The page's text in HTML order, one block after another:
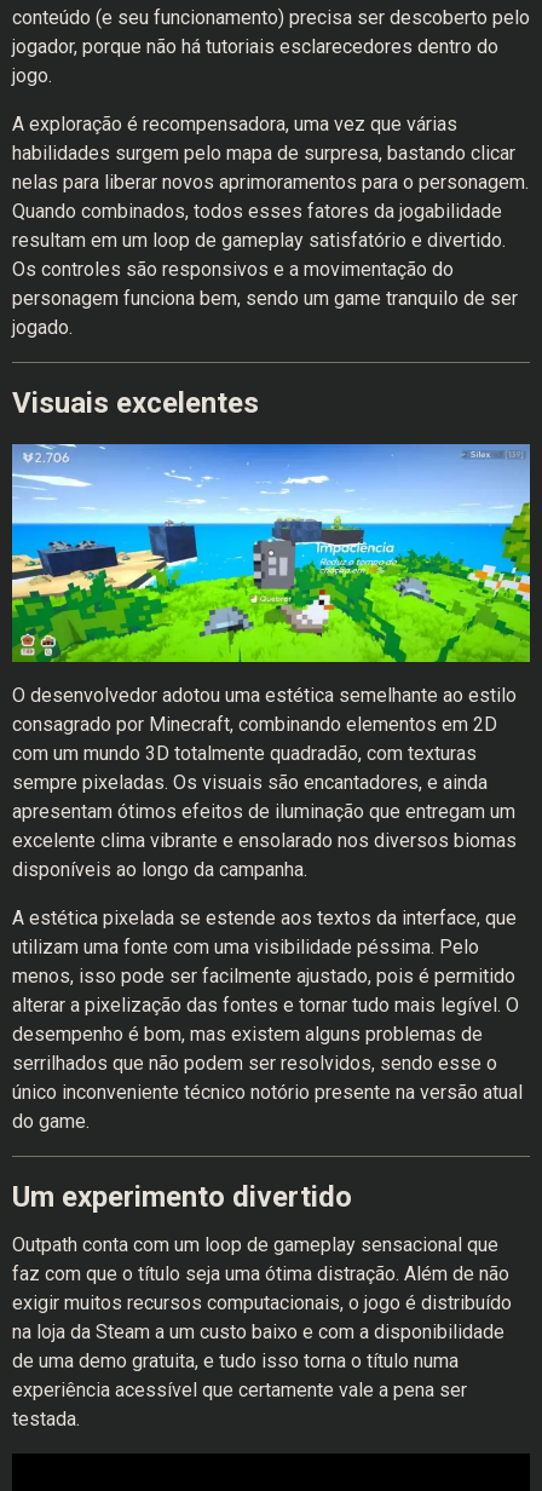
conteúdo (e seu funcionamento) precisa ser descoberto pelo
jogador, porque não há tutoriais esclarecedores dentro do
jogo.
A exploração é recompensadora, uma vez que várias
habilidades surgem pelo mapa de surpresa, bastando clicar
nelas para liberar novos aprimoramentos para o personagem.
Quando combinados, todos esses fatores da jogabilidade
resultam em um loop de gameplay satisfatório e divertido.
Os controles são responsivos e a movimentação do
personagem funciona bem, sendo um game tranquilo de ser
jogado.
Visuais excelentes
O desenvolvedor adotou uma estética semelhante ao estilo
consagrado por Minecraft, combinando elementos em 2D
com um mundo 3D totalmente quadradão, com texturas
sempre pixeladas. Os visuais são encantadores, e ainda
apresentam ótimos efeitos de iluminação que entregam um
excelente clima vibrante e ensolarado nos diversos biomas
disponíveis ao longo da campanha.
A estética pixelada se estende aos textos da interface, que
utilizam uma fonte com uma visibilidade péssima. Pelo
menos, isso pode ser facilmente ajustado, pois é permitido
alterar a pixelização das fontes e tornar tudo mais legível. O
desempenho é bom, mas existem alguns problemas de
serrilhados que não podem ser resolvidos, sendo esse o
único inconveniente técnico notório presente na versão atual
do game.
Um experimento divertido
Outpath conta com um loop de gameplay sensacional que
faz com que o título seja uma ótima distração. Além de não
exigir muitos recursos computacionais, o jogo é distribuído
na loja da Steam a um custo baixo e com a disponibilidade
de uma demo gratuita, e tudo isso torna o título numa
experiência acessível que certamente vale a pena ser
testada.